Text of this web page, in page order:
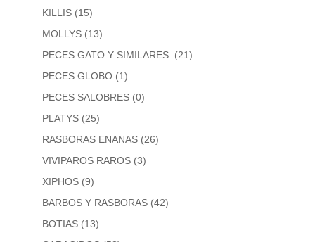
KILLIS (15)
MOLLYS (13)
PECES GATO Y SIMILARES. (21)
PECES GLOBO (1)
PECES SALOBRES (0)
PLATYS (25)
RASBORAS ENANAS (26)
VIVIPAROS RAROS (3)
XIPHOS (9)
BARBOS Y RASBORAS (42)
BOTIAS (13)